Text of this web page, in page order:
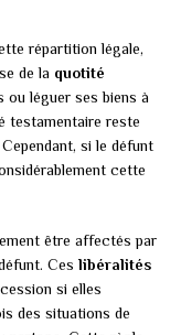
répartition légale,
de la quotité
léguer ses biens à
testamentaire reste
si le défunt
cette
être affectés par
Ces libéralités
si elles
des situations de